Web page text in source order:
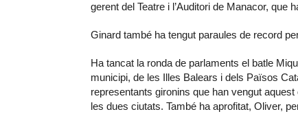
gerent del Teatre i l’Auditori de Manacor,
Ginard també ha tengut paraules de record
Ha tancat la ronda de parlaments el batle
municipi, de les Illes Balears i dels Països
representants gironins que han vengut
les dues ciutats. També ha aprofitat, Oliver,